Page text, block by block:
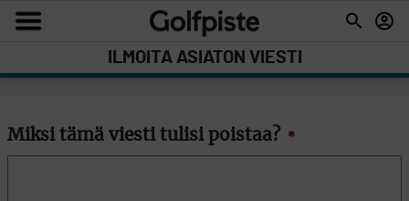
ILMOITA ASIATON VIESTI
Miksi tämä viesti tulisi poistaa? *